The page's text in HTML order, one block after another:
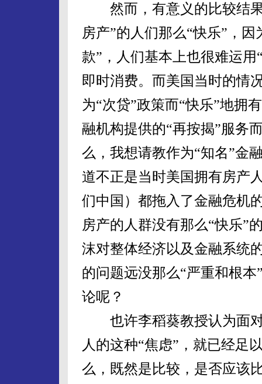
然而，有意义的比较结果
房产”的人们那么“快乐”，
款”，人们基本上也很难运
即时消费。而美国当时的情
为“次贷”政策而“快乐”地拥
融机构提供的“再按揭”服务
么，我想请教作为“知名”金
道不正是当时美国拥有房产
们中国）都拖入了金融危机
房产的人群没有那么“快乐”
沫对整体经济以及金融系统
的问题远没那么“严重和根
论呢？
也许李稻葵教授认为面对
人的这种“焦虑”，就已经足
么，既然是比较，是否应该